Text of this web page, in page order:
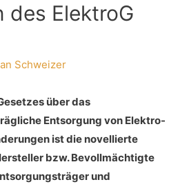
des ElektroG
Schweizer
über das
Entsorgung von Elektro-
ist die novellierte
bzw. Bevollmächtigte
und